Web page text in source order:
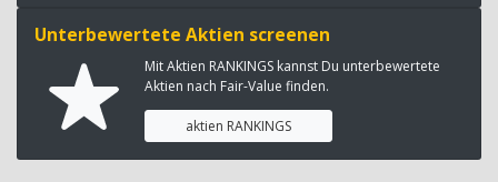
Unterbewertete Aktien screenen
Mit Aktien RANKINGS kannst Du unterbewertete
Aktien nach Fair-Value finden.
aktien RANKINGS